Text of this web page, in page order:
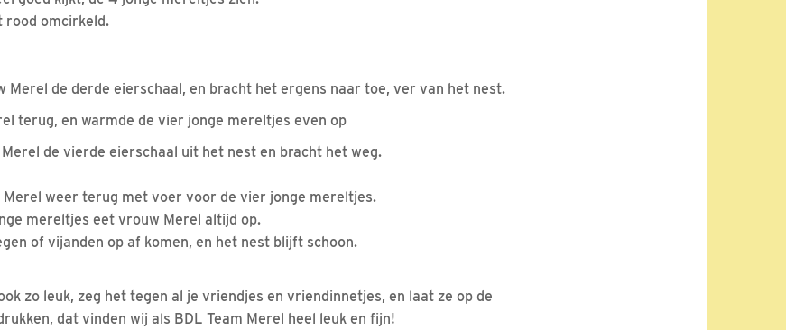
rood omcirkeld.
Merel de derde eierschaal, en bracht het ergens naar toe, ver van het nest.
terug, en warmde de vier jonge mereltjes even op
de vierde eierschaal uit het nest en bracht het weg.
weer terug met voer voor de vier jonge mereltjes.
mereltjes eet vrouw Merel altijd op.
of vijanden op af komen, en het nest blijft schoon.
zo leuk, zeg het tegen al je vriendjes en vriendinnetjes, en laat ze op de
dat vinden wij als BDL Team Merel heel leuk en fijn!